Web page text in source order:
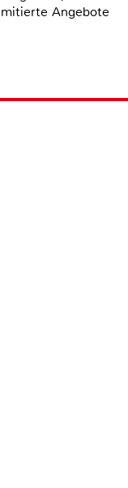
Angebote